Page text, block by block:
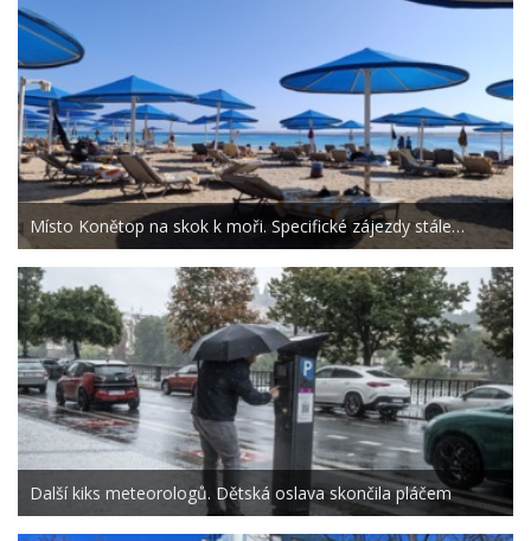
Místo Konětop na skok k moři. Specifické zájezdy stále…
Další kiks meteorologů. Dětská oslava skončila pláčem